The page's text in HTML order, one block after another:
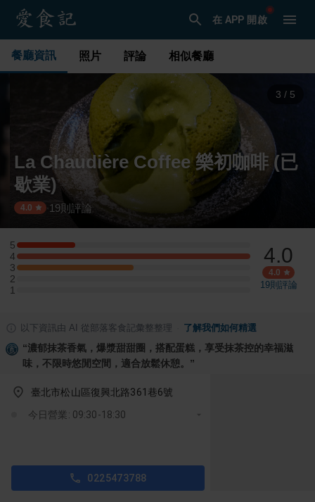
在 APP 開啟
餐廳資訊 照片 評論 相似餐廳
3 / 5
La Chaudière Coffee 樂初咖啡 (已
歇業)
4.0 ·19則評論
5
5 星：1 則評論
4
4 星：4 則評論
3
3 星：2 則評論
2
2 星：0 則評論
1
1 星：0 則評論
4.0
4.0
19則評論
以下資訊由 AI 從部落客食記彙整整理 了解我們如何精選
“濃郁抹茶香氣，爆漿甜甜圈，搭配蛋糕，享受抹茶控的幸福滋
味，不限時悠閒空間，適合放鬆休憩。 ”
臺北市松山區復興北路361巷6號
今日營業: 09:30-18:30
0225473788